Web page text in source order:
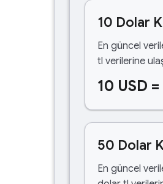
10 Dolar
En güncel
tl verilerine
10 USD
50 Dolar
En güncel